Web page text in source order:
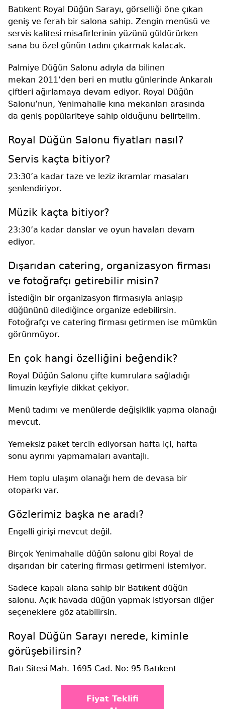
Batıkent Royal Düğün Sarayı, görselliği öne çıkan
geniş ve ferah bir salona sahip. Zengin menüsü ve
servis kalitesi misafirlerinin yüzünü güldürürken
sana bu özel günün tadını çıkarmak kalacak.
Palmiye Düğün Salonu adıyla da bilinen
mekan 2011’den beri en mutlu günlerinde Ankaralı
çiftleri ağırlamaya devam ediyor. Royal Düğün
Salonu’nun, Yenimahalle kına mekanları arasında
da geniş popülariteye sahip olduğunu belirtelim.
Royal Düğün Salonu fiyatları nasıl?
Servis kaçta bitiyor?
23:30’a kadar taze ve leziz ikramlar masaları
şenlendiriyor.
Müzik kaçta bitiyor?
23:30’a kadar danslar ve oyun havaları devam
ediyor.
Dışarıdan catering, organizasyon firması
ve fotoğrafçı getirebilir misin?
İstediğin bir organizasyon firmasıyla anlaşıp
düğününü dilediğince organize edebilirsin.
Fotoğrafçı ve catering firması getirmen ise mümkün
görünmüyor.
En çok hangi özelliğini beğendik?
Royal Düğün Salonu çifte kumrulara sağladığı
limuzin keyfiyle dikkat çekiyor.
Menü tadımı ve menülerde değişiklik yapma olanağı
mevcut.
Yemeksiz paket tercih ediyorsan hafta içi, hafta
sonu ayrımı yapmamaları avantajlı.
Hem toplu ulaşım olanağı hem de devasa bir
otoparkı var.
Gözlerimiz başka ne aradı?
Engelli girişi mevcut değil.
Birçok Yenimahalle düğün salonu gibi Royal de
dışarıdan bir catering firması getirmeni istemiyor.
Sadece kapalı alana sahip bir Batıkent düğün
salonu. Açık havada düğün yapmak istiyorsan diğer
seçeneklere göz atabilirsin.
Royal Düğün Sarayı nerede, kiminle
görüşebilirsin?
Batı Sitesi Mah. 1695 Cad. No: 95 Batıkent
Fiyat Teklifi